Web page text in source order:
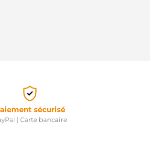
sécurisé
| Carte bancaire